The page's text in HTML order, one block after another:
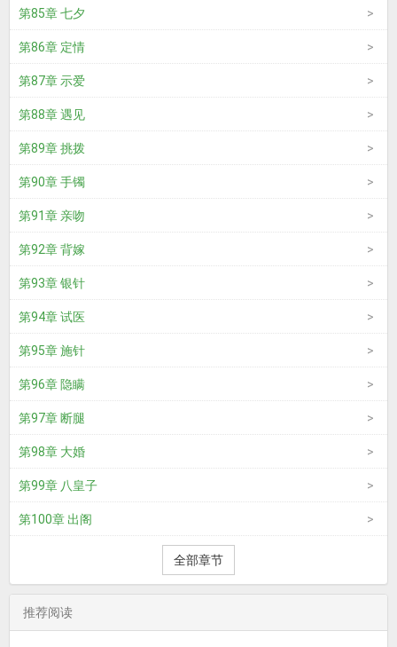
第85章 七夕
第86章 定情
第87章 示爱
第88章 遇见
第89章 挑拨
第90章 手镯
第91章 亲吻
第92章 背嫁
第93章 银针
第94章 试医
第95章 施针
第96章 隐瞒
第97章 断腿
第98章 大婚
第99章 八皇子
第100章 出阁
全部章节
推荐阅读